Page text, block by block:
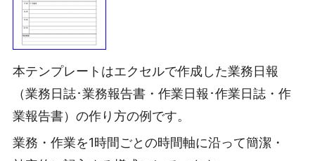
本テンプレートはエクセルで作成した業務日報
（業務日誌･業務報告書・作業日報･作業日誌・作
業報告書）の作り方の例です。
業務・作業を1時間ごとの時間軸に沿って簡潔・